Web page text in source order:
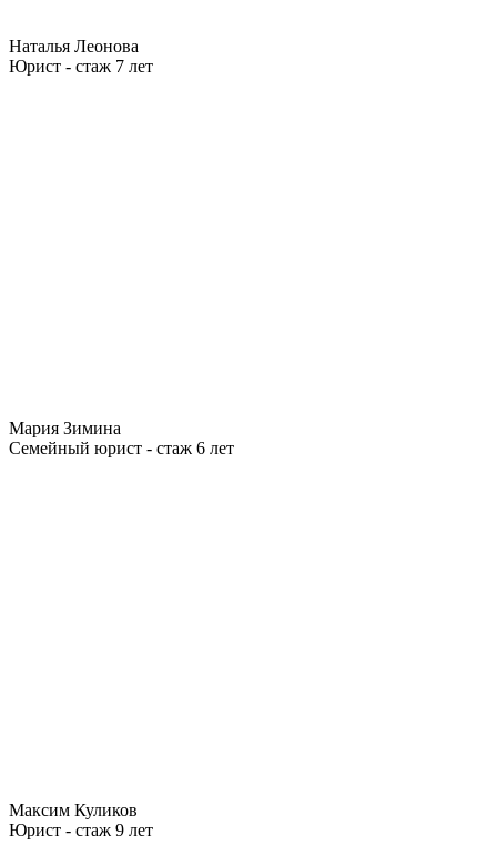
Наталья Леонова
Юрист - стаж 7 лет
Мария Зимина
Семейный юрист - стаж 6 лет
Максим Куликов
Юрист - стаж 9 лет